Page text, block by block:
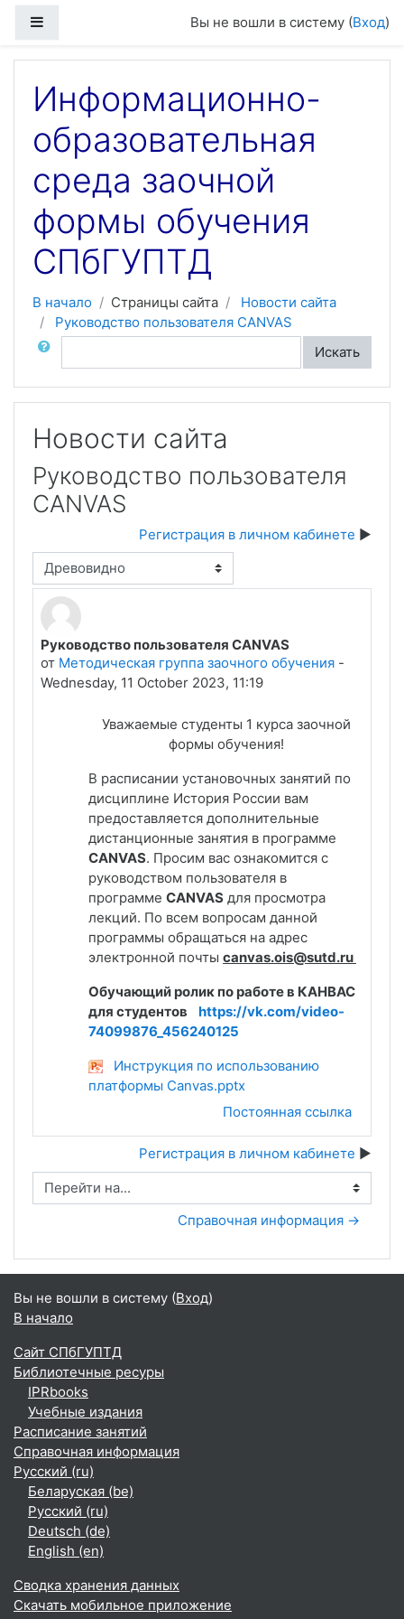
Вы не вошли в систему (Вход)
Информационно-
образовательная
среда заочной
формы обучения
СПбГУПТД
В начало Страницы сайта
Новости сайта
Руководство пользователя CANVAS
Поиск по форумам
Искать
Новости сайта
Руководство пользователя
CANVAS
Регистрация в личном кабинете
Режим отображения
Руководство пользователя CANVAS
от Методическая группа заочного обучения -
Wednesday, 11 October 2023, 11:19
Количество ответов: 0
Уважаемые студенты 1 курса заочной
формы обучения!
В расписании установочных занятий по
дисциплине История России вам
предоставляется дополнительные
дистанционные занятия в программе
CANVAS. Просим вас ознакомится с
руководством пользователя в
программе CANVAS для просмотра
лекций. По всем вопросам данной
программы обращаться на адрес
электронной почты canvas.ois@sutd.ru
Обучающий ролик по работе в КАНВАС
для студентов https://vk.com/video-
74099876_456240125
Инструкция по использованию
платформы Canvas.pptx
Постоянная ссылка
Регистрация в личном кабинете
Перейти на...
Справочная информация →
Вы не вошли в систему (Вход)
В начало
Сайт СПбГУПТД
Библиотечные ресуры
IPRbooks
Учебные издания
Расписание занятий
Справочная информация
Русский ‎(ru)‎
Беларуская ‎(be)‎
Русский ‎(ru)‎
Deutsch ‎(de)‎
English ‎(en)‎
Сводка хранения данных
Скачать мобильное приложение